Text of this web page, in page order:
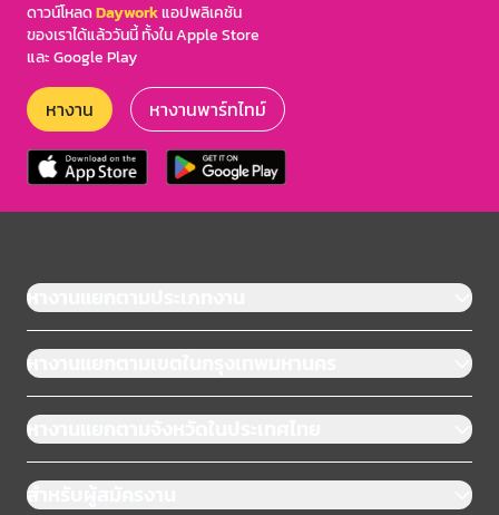
ดาวน์โหลดDayworkแอปพลิเคชัน
ของเราได้แล้ววันนี้ ทั้งใน Apple Store
และ Google Play
หางาน หางานพาร์ทไทม์
หางานแยกตามประเภทงาน
หางานแยกตามเขตในกรุงเทพมหานคร
หางานแยกตามจังหวัดในประเทศไทย
สำหรับผู้สมัครงาน